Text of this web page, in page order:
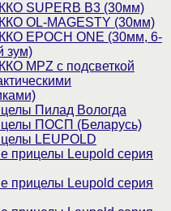
SUPERB B3 (30мм)
OL-MAGESTY (30мм)
EPOCH ONE (30мм, 6-
зум)
MPZ с подсветкой
Пилад Вологда
ПОСП (Беларусь)
LEUPOLD
прицелы Leupold серия
прицелы Leupold серия